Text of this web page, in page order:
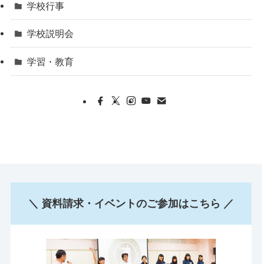
学校行事
学校説明会
学習・教育
＼ 資料請求・イベントのご参加はこちら ／